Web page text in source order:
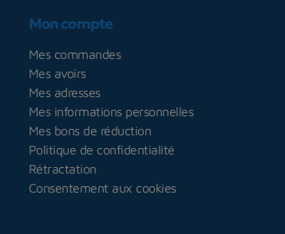
Mon compte
Mes commandes
Mes avoirs
Mes adresses
Mes informations personnelles
Mes bons de réduction
Politique de confidentialité
Rétractation
Consentement aux cookies